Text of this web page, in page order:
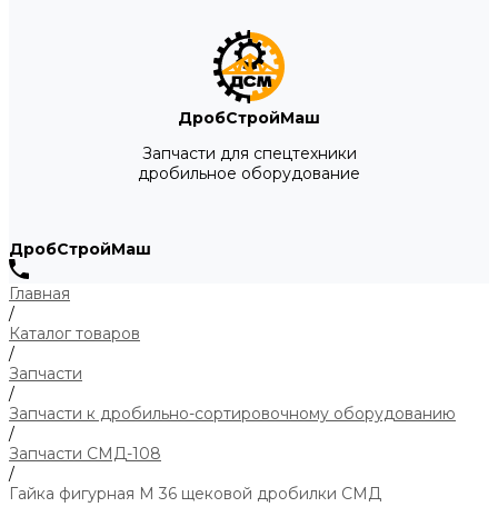
ДробСтройМаш
Запчасти для спецтехники
дробильное оборудование
ДробСтройМаш
Главная
/
Каталог товаров
/
Запчасти
/
Запчасти к дробильно-сортировочному оборудованию
/
Запчасти СМД-108
/
Гайка фигурная М 36 щековой дробилки СМД